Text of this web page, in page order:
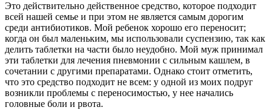
Это действительно действенное средство, которое подходит
всей нашей семье и при этом не является самым дорогим
среди антибиотиков. Мой ребенок хорошо его переносит;
когда он был маленьким, мы использовали суспензию, так как
делить таблетки на части было неудобно. Мой муж принимал
эти таблетки для лечения пневмонии с сильным кашлем, в
сочетании с другими препаратами. Однако стоит отметить,
что это средство подходит не всем: у одной из моих подруг
возникли проблемы с переносимостью, у нее начались
головные боли и рвота.